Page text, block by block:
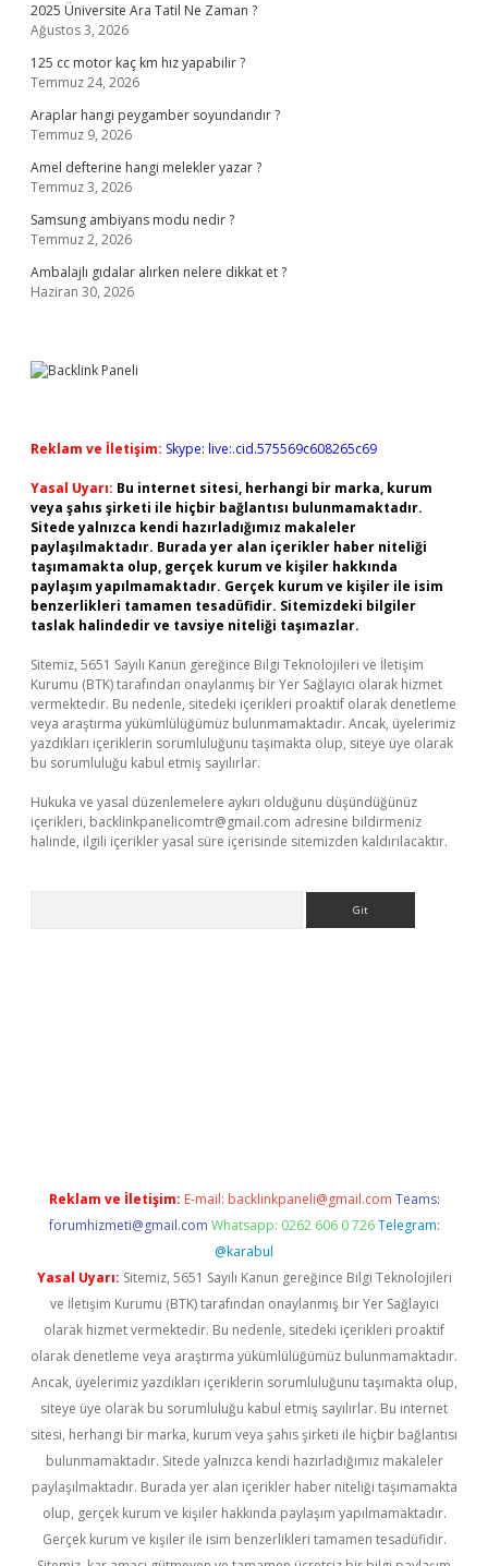
2025 Üniversite Ara Tatil Ne Zaman ?
Ağustos 3, 2026
125 cc motor kaç km hız yapabilir ?
Temmuz 24, 2026
Araplar hangi peygamber soyundandır ?
Temmuz 9, 2026
Amel defterine hangi melekler yazar ?
Temmuz 3, 2026
Samsung ambiyans modu nedir ?
Temmuz 2, 2026
Ambalajlı gıdalar alırken nelere dikkat et ?
Haziran 30, 2026
Reklam ve İletişim: Skype: live:.cid.575569c608265c69
Yasal Uyarı: Bu internet sitesi, herhangi bir marka, kurum
veya şahıs şirketi ile hiçbir bağlantısı bulunmamaktadır.
Sitede yalnızca kendi hazırladığımız makaleler
paylaşılmaktadır. Burada yer alan içerikler haber niteliği
taşımamakta olup, gerçek kurum ve kişiler hakkında
paylaşım yapılmamaktadır. Gerçek kurum ve kişiler ile isim
benzerlikleri tamamen tesadüfidir. Sitemizdeki bilgiler
taslak halindedir ve tavsiye niteliği taşımazlar.
Sitemiz, 5651 Sayılı Kanun gereğince Bilgi Teknolojileri ve İletişim
Kurumu (BTK) tarafından onaylanmış bir Yer Sağlayıcı olarak hizmet
vermektedir. Bu nedenle, sitedeki içerikleri proaktif olarak denetleme
veya araştırma yükümlülüğümüz bulunmamaktadır. Ancak, üyelerimiz
yazdıkları içeriklerin sorumluluğunu taşımakta olup, siteye üye olarak
bu sorumluluğu kabul etmiş sayılırlar.
Hukuka ve yasal düzenlemelere aykırı olduğunu düşündüğünüz
içerikleri, backlinkpanelicomtr@gmail.com adresine bildirmeniz
halinde, ilgili içerikler yasal süre içerisinde sitemizden kaldırılacaktır.
Reklam ve İletişim: E-mail: backlinkpaneli@gmail.com Teams:
forumhizmeti@gmail.com Whatsapp: 0262 606 0 726 Telegram:
@karabul
Yasal Uyarı: Sitemiz, 5651 Sayılı Kanun gereğince Bilgi Teknolojileri
ve İletişim Kurumu (BTK) tarafından onaylanmış bir Yer Sağlayıcı
olarak hizmet vermektedir. Bu nedenle, sitedeki içerikleri proaktif
olarak denetleme veya araştırma yükümlülüğümüz bulunmamaktadır.
Ancak, üyelerimiz yazdıkları içeriklerin sorumluluğunu taşımakta olup,
siteye üye olarak bu sorumluluğu kabul etmiş sayılırlar. Bu internet
sitesi, herhangi bir marka, kurum veya şahıs şirketi ile hiçbir bağlantısı
bulunmamaktadır. Sitede yalnızca kendi hazırladığımız makaleler
paylaşılmaktadır. Burada yer alan içerikler haber niteliği taşımamakta
olup, gerçek kurum ve kişiler hakkında paylaşım yapılmamaktadır.
Gerçek kurum ve kişiler ile isim benzerlikleri tamamen tesadüfidir.